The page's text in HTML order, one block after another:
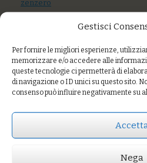
Gestisci
Per fornire le migliori esperienze,
memorizzare e/o accedere alle
queste tecnologie ci permetterà di
di navigazione o ID unici su questo sito.
consenso può influire negativamente su
Accetta
Nega
zenzero
sua crema
Pescato scottato
con verza
acidulata, crema di